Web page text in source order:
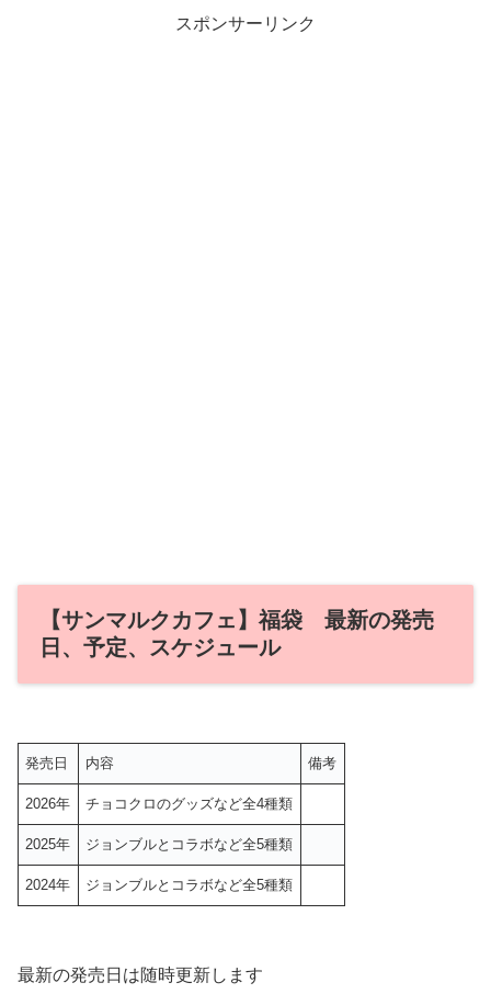
スポンサーリンク
【サンマルクカフェ】福袋 最新の発売
日、予定、スケジュール
発売日 内容 備考
2026年 チョコクロのグッズなど全4種類
2025年 ジョンブルとコラボなど全5種類
2024年 ジョンブルとコラボなど全5種類
最新の発売日は随時更新します